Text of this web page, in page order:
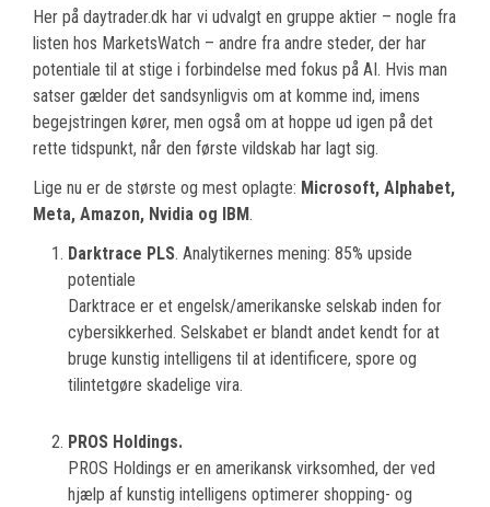
Her på daytrader.dk har vi udvalgt en gruppe aktier – nogle fra
listen hos MarketsWatch – andre fra andre steder, der har
potentiale til at stige i forbindelse med fokus på AI. Hvis man
satser gælder det sandsynligvis om at komme ind, imens
begejstringen kører, men også om at hoppe ud igen på det
rette tidspunkt, når den første vildskab har lagt sig.
Lige nu er de største og mest oplagte: Microsoft, Alphabet,
Meta, Amazon, Nvidia og IBM.
Darktrace PLS. Analytikernes mening: 85% upside
potentiale
Darktrace er et engelsk/amerikanske selskab inden for
cybersikkerhed. Selskabet er blandt andet kendt for at
bruge kunstig intelligens til at identificere, spore og
tilintetgøre skadelige vira.
PROS Holdings.
PROS Holdings er en amerikansk virksomhed, der ved
hjælp af kunstig intelligens optimerer shopping- og